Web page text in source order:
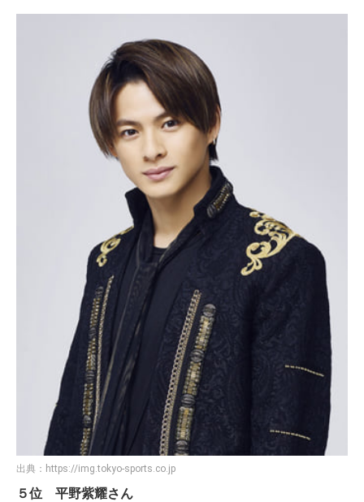
出典： https://img.tokyo-sports.co.jp
５位 平野紫耀さん